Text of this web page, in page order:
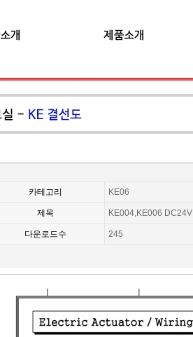
카테고리 KE06
제목 KE004,KE006
다운로드수 245